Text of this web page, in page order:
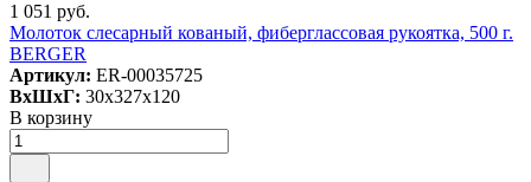
1 051 руб.
Молоток слесарный кованый, фиберглассовая рукоятка, 500 г.
BERGER
Артикул: ER-00035725
ВxШxГ: 30x327x120
В корзину